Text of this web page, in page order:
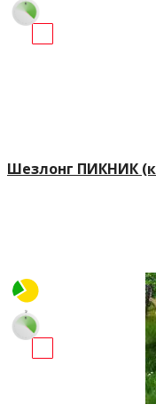
Шезлонг ПИКНИК